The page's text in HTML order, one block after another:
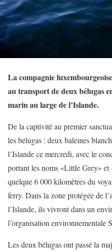
La compagnie
au transport de deux bélugas
marin au large de l’Islande.
De la captivité au premier
les bélugas : deux baleines
l’Islande ce mercredi, avec le
portant les noms «Little Grey»
quelque 6 000 kilomètres du
ferry. Dans la zone protégée de
l’Islande, ils vivront dans un
l’organisation environnementale
Les deux bélugas ont passé la